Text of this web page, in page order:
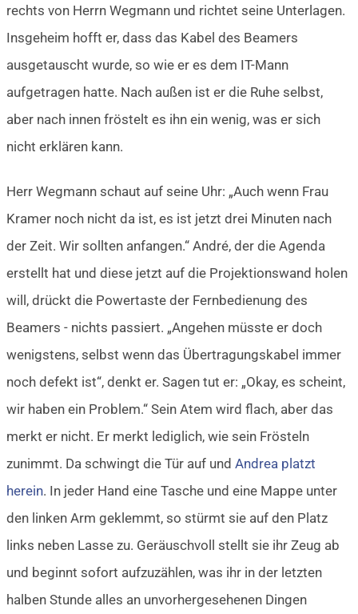
rechts von Herrn Wegmann und richtet seine Unterlagen.
Insgeheim hofft er, dass das Kabel des Beamers
ausgetauscht wurde, so wie er es dem IT-Mann
aufgetragen hatte. Nach außen ist er die Ruhe selbst,
aber nach innen fröstelt es ihn ein wenig, was er sich
nicht erklären kann.
Herr Wegmann schaut auf seine Uhr: „Auch wenn Frau
Kramer noch nicht da ist, es ist jetzt drei Minuten nach
der Zeit. Wir sollten anfangen.“ André, der die Agenda
erstellt hat und diese jetzt auf die Projektionswand holen
will, drückt die Powertaste der Fernbedienung des
Beamers - nichts passiert. „Angehen müsste er doch
wenigstens, selbst wenn das Übertragungskabel immer
noch defekt ist“, denkt er. Sagen tut er: „Okay, es scheint,
wir haben ein Problem.“ Sein Atem wird flach, aber das
merkt er nicht. Er merkt lediglich, wie sein Frösteln
zunimmt. Da schwingt die Tür auf und Andrea platzt
herein. In jeder Hand eine Tasche und eine Mappe unter
den linken Arm geklemmt, so stürmt sie auf den Platz
links neben Lasse zu. Geräuschvoll stellt sie ihr Zeug ab
und beginnt sofort aufzuzählen, was ihr in der letzten
halben Stunde alles an unvorhergesehenen Dingen